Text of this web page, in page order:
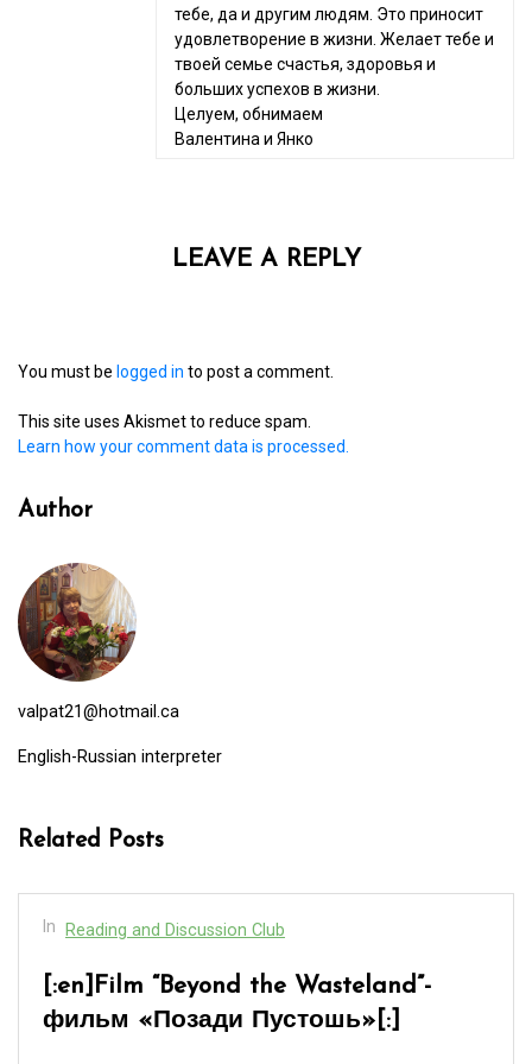
тебе, да и другим людям. Это приносит
удовлетворение в жизни. Желает тебе и
твоей семье счастья, здоровья и
больших успехов в жизни.
Целуем, обнимаем
Валентина и Янко
LEAVE A REPLY
You must be logged in to post a comment.
This site uses Akismet to reduce spam.
Learn how your comment data is processed.
Author
valpat21@hotmail.ca
English-Russian interpreter
Related Posts
In Reading and Discussion Club
[:en]BADEK NEWS 69 – БАДЕК
НОВОСТИ 69[:]